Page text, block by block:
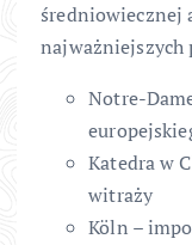
średniowiecznej
najważniejszych
Notre-
Katedra w
witraży
Köln –